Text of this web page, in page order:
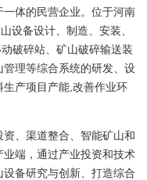
体的民营企业。位于河南
设备设计、制造、安装、
破碎站、矿山破碎输送装
理等综合系统的研发、设
产项目产能,改善作业环
、渠道整合、智能矿山和
端，通过产业投资和技术
备研究与创新、打造综合